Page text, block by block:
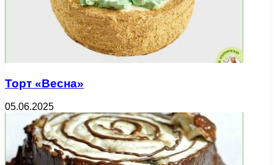
Торт «Весна»
05.06.2025